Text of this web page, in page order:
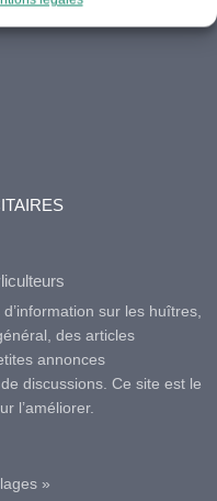
sur les huîtres,
des articles
annonces
discussions. Ce site est le
l’améliorer.
»